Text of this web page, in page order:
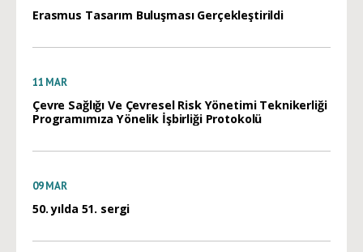
Erasmus Tasarım Buluşması Gerçekleştirildi
11 MAR
Çevre Sağlığı Ve Çevresel Risk Yönetimi Teknikerliği
Programımıza Yönelik İşbirliği Protokolü
09 MAR
50. yılda 51. sergi